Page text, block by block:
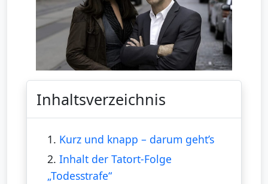
Inhaltsverzeichnis
1. Kurz und knapp – darum geht’s
2. Inhalt der Tatort-Folge
„Todesstrafe“